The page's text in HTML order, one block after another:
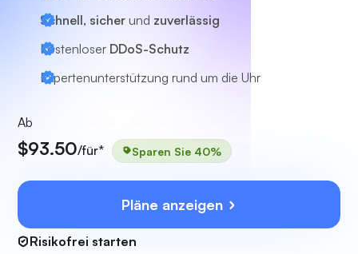
Schnell, sicher und zuverlässig
Kostenloser DDoS-Schutz
Expertenunterstützung rund um die Uhr
Ab
$93.50/für* Sparen Sie 40%
Pläne anzeigen
Risikofrei starten